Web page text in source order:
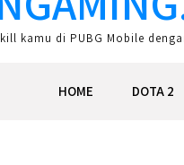
kamu di PUBG Mobile
HOME DOTA 2